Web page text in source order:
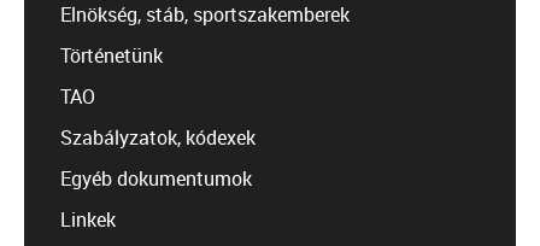
Elnökség, stáb, sportszakemberek
Történetünk
TAO
Szabályzatok, kódexek
Egyéb dokumentumok
Linkek